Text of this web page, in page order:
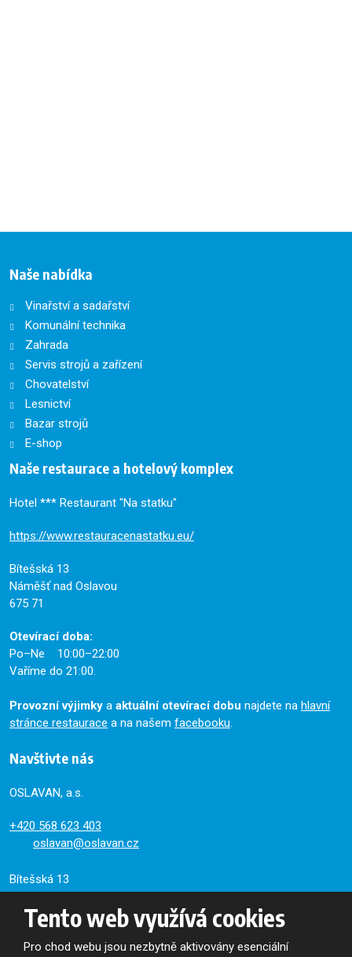
Naše nabídka
Vinařství a sadařství
Komunální technika
Zahrada
Servis strojů a zařízení
Chovatelství
Lesnictví
Bazar strojů
E-shop
Naše restaurace a hotelový komplex
Hotel *** Restaurant "Na statku"
https://www.restauracenastatku.eu/
Bítešská 13
Náměšť nad Oslavou
675 71
Otevírací doba:
Po–Ne 10:00–22:00
Vaříme do 21:00.
Provozní výjimky a aktuální otevírací dobu najdete na hlavní
stránce restaurace a na našem facebooku.
Navštivte nás
OSLAVAN, a.s.
+420 568 623 403
oslavan@oslavan.cz
Bítešská 13
CZ-675 71
Náměšť nad Oslavou
Výdej ze skladu:
13:00 - 15:00
Tento web využívá cookies
Pro chod webu jsou nezbytně aktivovány esenciální